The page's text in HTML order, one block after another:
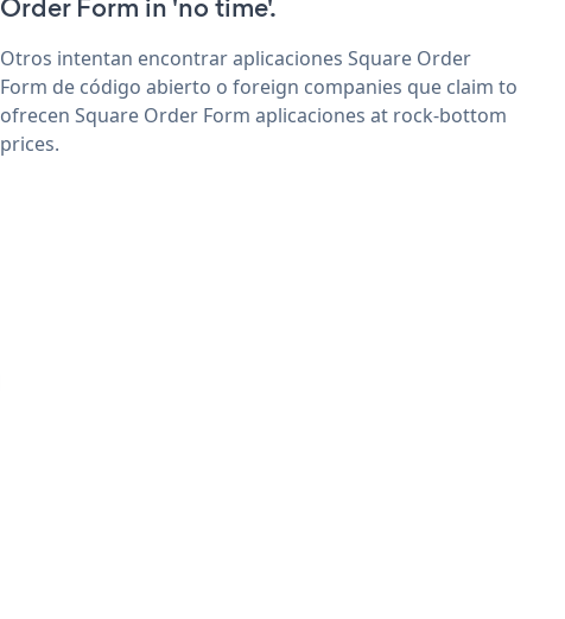
Order Form in 'no time'.
Otros intentan encontrar aplicaciones Square Order
Form de código abierto o foreign companies que claim to
ofrecen Square Order Form aplicaciones at rock-bottom
prices.